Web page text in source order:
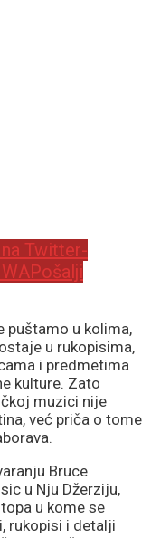
Twitter-
Pošalji
puštamo u kolima,
u rukopisima,
i predmetima
kulture. Zato
muzici nije
već priča o tome
Bruce
u Nju Džerziju,
u kome se
rukopisi i detalji